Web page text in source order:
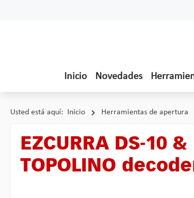
Inicio Novedades
Usted está aquí: Inicio Herramientas de apertura
EZCURRA DS-10
TOPOLINO